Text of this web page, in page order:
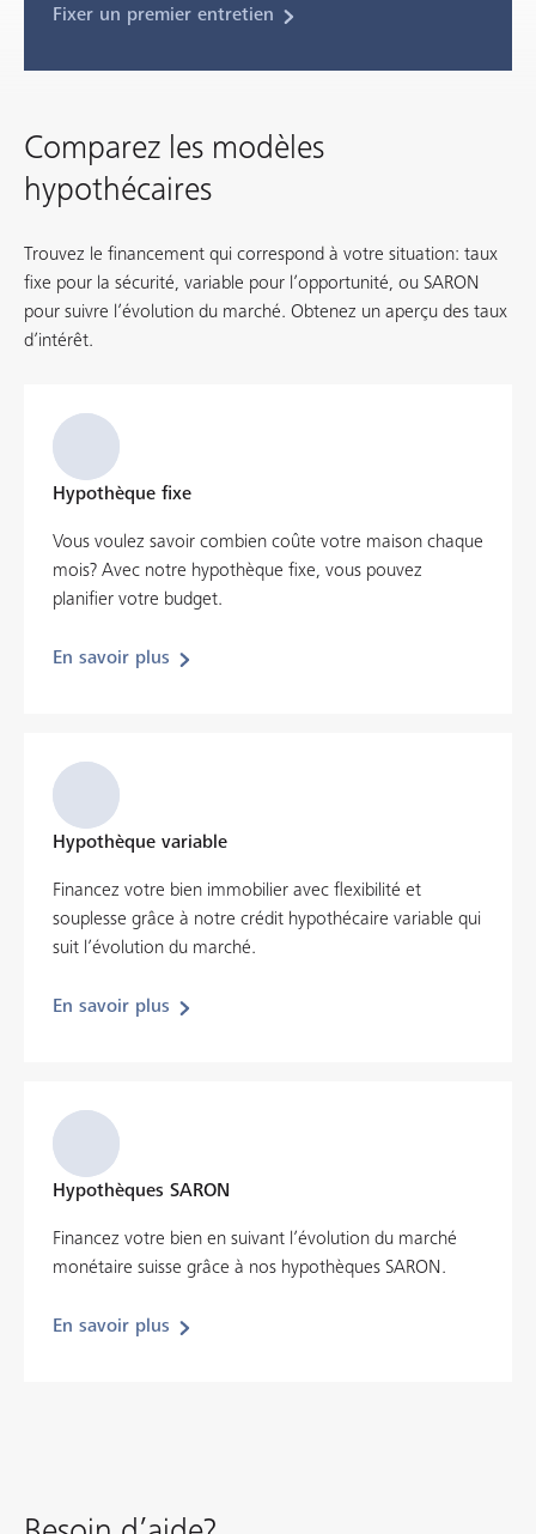
Fixer un premier entretien
Comparez les modèles
hypothécaires
Trouvez le financement qui correspond à votre situation: taux
fixe pour la sécurité, variable pour l’opportunité, ou SARON
pour suivre l’évolution du marché. Obtenez un aperçu des taux
d’intérêt.
Hypothèque fixe
Vous voulez savoir combien coûte votre maison chaque
mois? Avec notre hypothèque fixe, vous pouvez
planifier votre budget.
En savoir plus
Hypothèque variable
Financez votre bien immobilier avec flexibilité et
souplesse grâce à notre crédit hypothécaire variable qui
suit l’évolution du marché.
En savoir plus
Hypothèques SARON
Financez votre bien en suivant l’évolution du marché
monétaire suisse grâce à nos hypothèques SARON.
En savoir plus